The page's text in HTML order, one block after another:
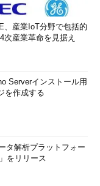
、産業IoT分野で包括的
産業革命を見据え
Serverインストール用
を作成する
タ解析プラットフォー
をリリース